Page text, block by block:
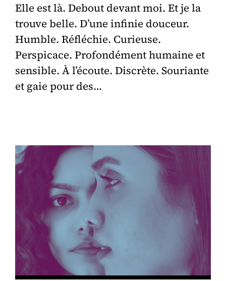
Elle est là. Debout devant moi. Et je la
trouve belle. D’une infinie douceur.
Humble. Réfléchie. Curieuse.
Perspicace. Profondément humaine et
sensible. À l’écoute. Discrète. Souriante
et gaie pour des…